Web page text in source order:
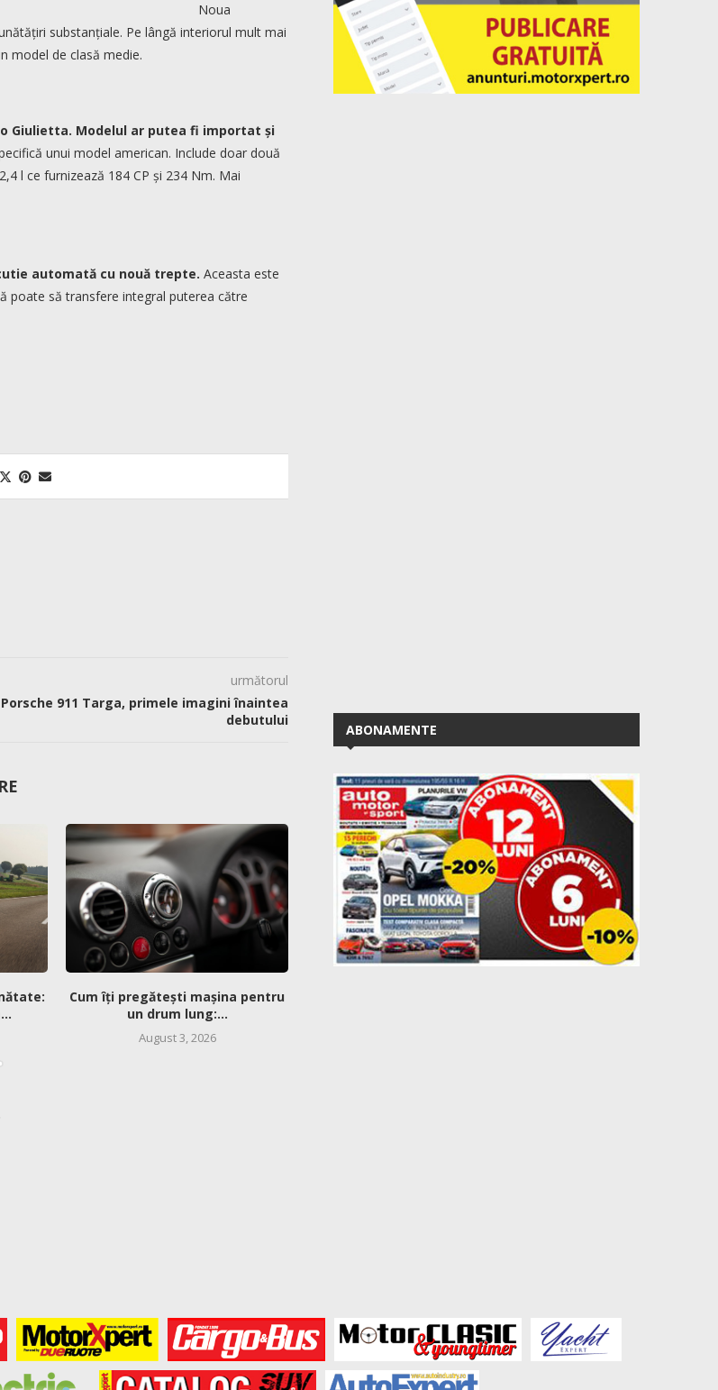
Noua
substanțiale. Pe lângă interiorul mult mai
model de clasă medie.
Giulietta. Modelul ar putea fi importat și
unui model american. Include doar două
l ce furnizează 184 CP și 234 Nm. Mai
automată cu nouă trepte. Aceasta este
poate să transfere integral puterea către
următorul
Porsche 911 Targa, primele imagini înaintea
debutului
Cum îți pregătești mașina pentru
un drum lung:...
August 3, 2026
ABONAMENTE